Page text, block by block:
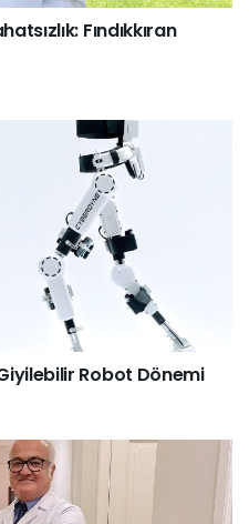
Fındıkkıran
Robot Dönemi